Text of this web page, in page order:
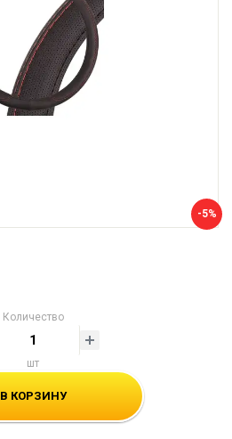
-5%
Количество
шт
В КОРЗИНУ